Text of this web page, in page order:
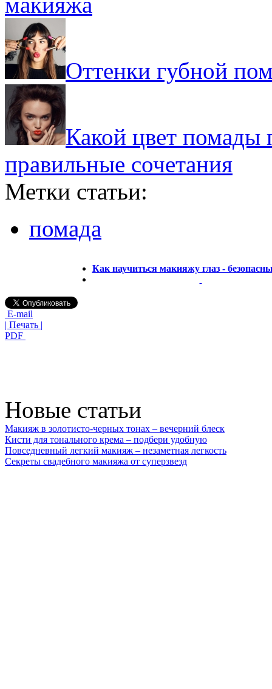
Оттенки губной
Какой цвет помады
правильные сочетания
Метки статьи:
помада
Как научиться макияжу глаз -
E-mail
| Печать |
PDF
Новые статьи
Макияж в золотисто-черных тонах – вечерний блеск
Кисти для тонального крема – подбери удобную
Повседневный легкий макияж – незаметная легкость
Секреты свадебного макияжа от суперзвезд